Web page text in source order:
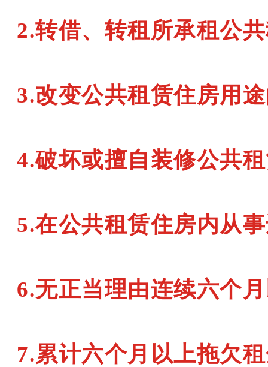
2.转借、转租所承租公
3.改变公共租赁住房用
4.破坏或擅自装修公共
5.在公共租赁住房内从
6.无正当理由连续六个
7.累计六个月以上拖欠